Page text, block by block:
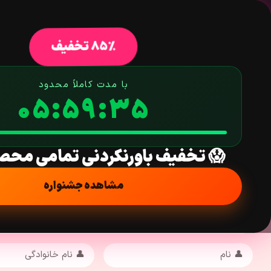
85% تخفیف
با مدت کاملاً محدود
05:59:34
😱 تخفیف باورنکردنی تمامی
مشاهده جشنواره